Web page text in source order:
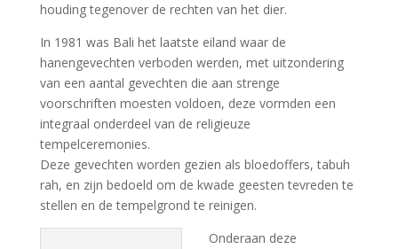
houding tegenover de rechten van het dier.
In 1981 was Bali het laatste eiland waar de
hanengevechten verboden werden, met uitzondering
van een aantal gevechten die aan strenge
voorschriften moesten voldoen, deze vormden een
integraal onderdeel van de religieuze
tempelceremonies.
Deze gevechten worden gezien als bloedoffers, tabuh
rah, en zijn bedoeld om de kwade geesten tevreden te
stellen en de tempelgrond te reinigen.
Onderaan deze